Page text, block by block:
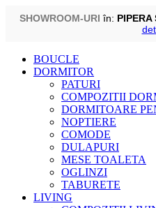
SHOWROOM-URI în: PIPERA
content
BOUCLE
DORMITOR
PATURI
COMPOZITII
DORMITOARE
NOPTIERE
COMODE
DULAPURI
MESE TOALETA
OGLINZI
TABURETE
LIVING